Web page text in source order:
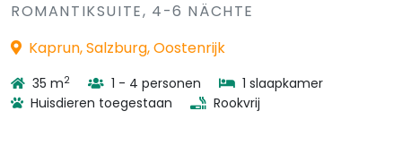
ROMANTIKSUITE, 4-6 NÄCHTE
Kaprun, Salzburg, Oostenrijk
35 m2 1 - 4 personen
1 slaapkamer
Huisdieren toegestaan
Rookvrij